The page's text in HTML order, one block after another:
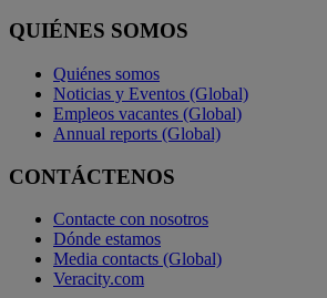
QUIÉNES SOMOS
Quiénes somos
Noticias y Eventos (Global)
Empleos vacantes (Global)
Annual reports (Global)
CONTÁCTENOS
Contacte con nosotros
Dónde estamos
Media contacts (Global)
Veracity.com